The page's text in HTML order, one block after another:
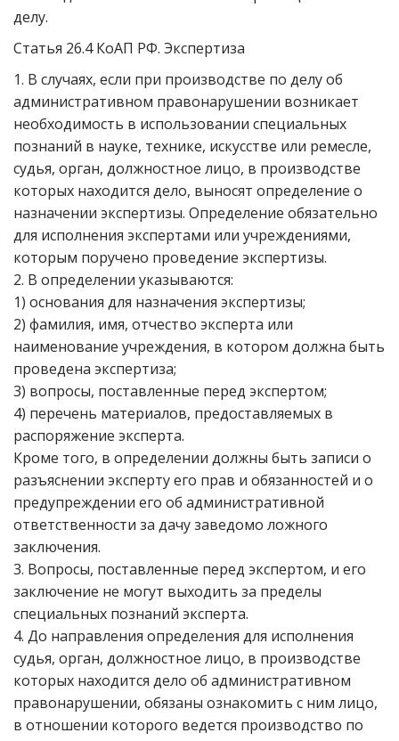
делу.
Статья 26.4 КоАП РФ. Экспертиза
1. В случаях, если при производстве по делу об
административном правонарушении возникает
необходимость в использовании специальных
познаний в науке, технике, искусстве или ремесле,
судья, орган, должностное лицо, в производстве
которых находится дело, выносят определение о
назначении экспертизы. Определение обязательно
для исполнения экспертами или учреждениями,
которым поручено проведение экспертизы.
2. В определении указываются:
1) основания для назначения экспертизы;
2) фамилия, имя, отчество эксперта или
наименование учреждения, в котором должна быть
проведена экспертиза;
3) вопросы, поставленные перед экспертом;
4) перечень материалов, предоставляемых в
распоряжение эксперта.
Кроме того, в определении должны быть записи о
разъяснении эксперту его прав и обязанностей и о
предупреждении его об административной
ответственности за дачу заведомо ложного
заключения.
3. Вопросы, поставленные перед экспертом, и его
заключение не могут выходить за пределы
специальных познаний эксперта.
4. До направления определения для исполнения
судья, орган, должностное лицо, в производстве
которых находится дело об административном
правонарушении, обязаны ознакомить с ним лицо,
в отношении которого ведется производство по